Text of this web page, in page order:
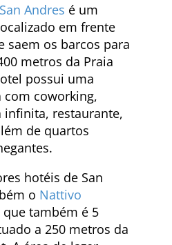
Andres é um
em frente
saem os barcos para
metros da Praia
possui uma
com coworking,
infinita, restaurante,
de quartos
hotéis de San
o Nattivo
que também é 5
a 250 metros da